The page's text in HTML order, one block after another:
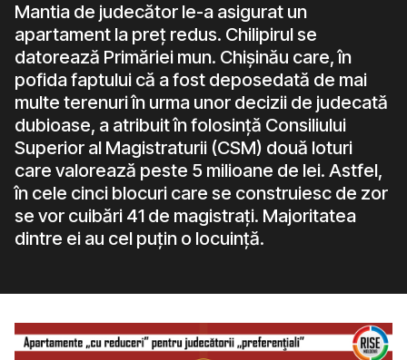
Mantia de judecător le-a asigurat un
apartament la preț redus. Chilipirul se
datorează Primăriei mun. Chișinău care, în
pofida faptului că a fost deposedată de mai
multe terenuri în urma unor decizii de judecată
dubioase, a atribuit în folosință Consiliului
Superior al Magistraturii (CSM) două loturi
care valorează peste 5 milioane de lei. Astfel,
în cele cinci blocuri care se construiesc de zor
se vor cuibări 41 de magistrați. Majoritatea
dintre ei au cel puțin o locuință.